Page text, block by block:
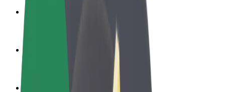
Sürücü ol
Öz şərtlərinizə uyğun olaraq qazanın
Yemək çatdırın və həftəlik ödəniş alın